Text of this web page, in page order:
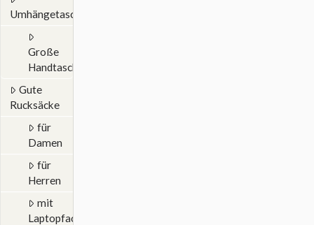
Umhängetaschen
Große
Handtaschen
Gute
Rucksäcke
für
Damen
für
Herren
mit
Laptopfach